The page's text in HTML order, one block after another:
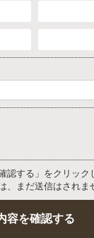
認する」をクリック
、まだ送信はされま
容を確認する